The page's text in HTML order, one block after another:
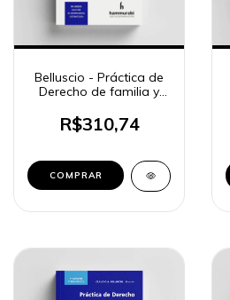
Belluscio - Práctica de
Derecho de familia y
R$310,74
COMPRAR